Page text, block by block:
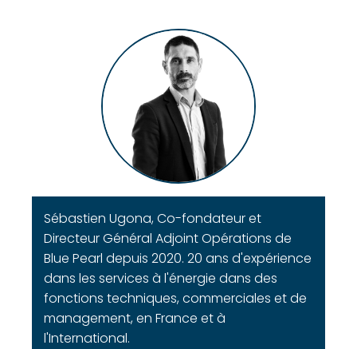
Sébastien Ugona, Co-fondateur et
Directeur Général Adjoint Opérations de
Blue Pearl depuis 2020. 20 ans d'expérience
dans les services à l'énergie dans des
fonctions techniques, commerciales et de
management, en France et à
l'International.